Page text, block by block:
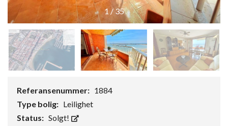
1/35
Referansenummer: 1884
Type bolig: Leilighet
Status: Solgt!